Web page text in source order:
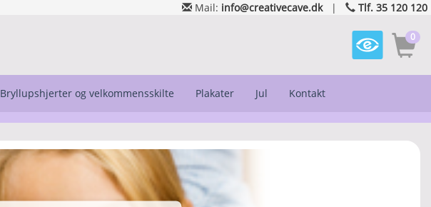
Mail: info@creativecave.dk| Tlf. 35 120 120
0
Bryllupshjerter og velkommensskilte Plakater Jul Kontakt